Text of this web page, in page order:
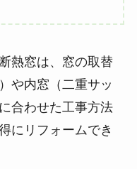
熱窓は、窓の取替
や内窓（二重サッ
合わせた工事方法
にリフォームでき